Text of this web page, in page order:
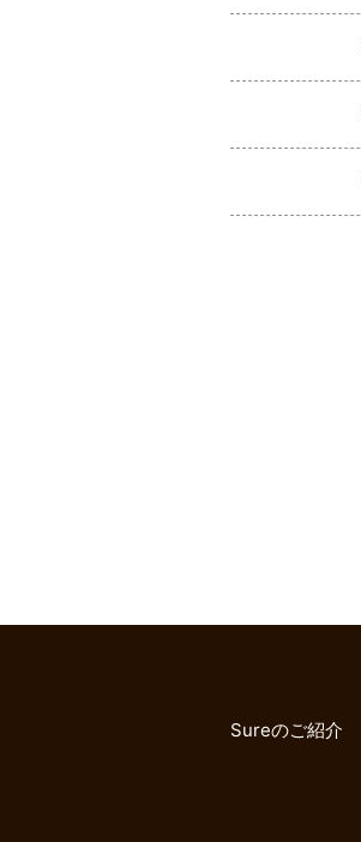
Sureのご紹介